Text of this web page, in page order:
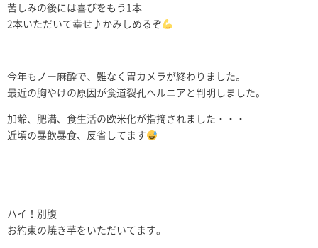
苦しみの後には喜びをもう1本
2本いただいて幸せ♪かみしめるぞ
今年もノー麻酔で、難なく胃カメラが終わりました。
最近の胸やけの原因が食道裂孔ヘルニアと判明しました。
加齢、肥満、食生活の欧米化が指摘されました・・・
近頃の暴飲暴食、反省してます
ハイ！別腹
お約束の焼き芋をいただいてます。